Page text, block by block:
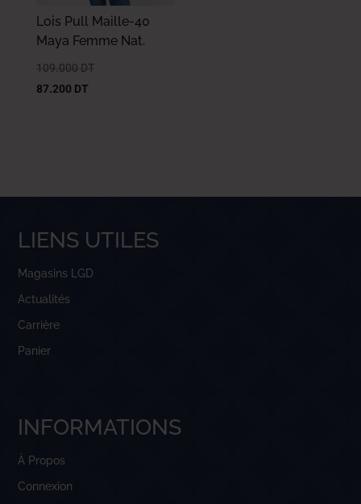
Lois Pull Maille-40
Maya Femme Nat.
109.000 DT
87.200 DT
LIENS UTILES
Magasins LGD
Actualités
Carrière
Panier
INFORMATIONS
À Propos
Connexion